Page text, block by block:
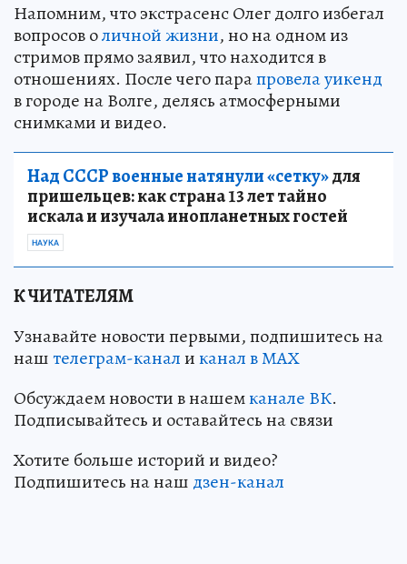
Напомним, что экстрасенс Олег долго избегал
вопросов оличной жизни, но на одном из
стримов прямо заявил, что находится в
отношениях. После чего парапровела уикенд
в городе на Волге, делясь атмосферными
снимками и видео.
Над СССР военные натянули «сетку»для
пришельцев: как страна 13 лет тайно
искала и изучала инопланетных гостей
НАУКА
К ЧИТАТЕЛЯМ
Узнавайте новости первыми, подпишитесь на
наштелеграм-каналиканал в МАХ
Обсуждаем новости в нашемканале ВК.
Подписывайтесь и оставайтесь на связи
Хотите больше историй и видео?
Подпишитесь на наш дзен-канал